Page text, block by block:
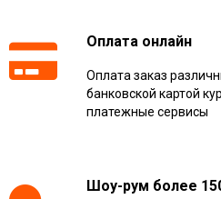
Оплата онлайн
Оплата заказ
банковской картой
платежные сервисы
Шоу-рум более